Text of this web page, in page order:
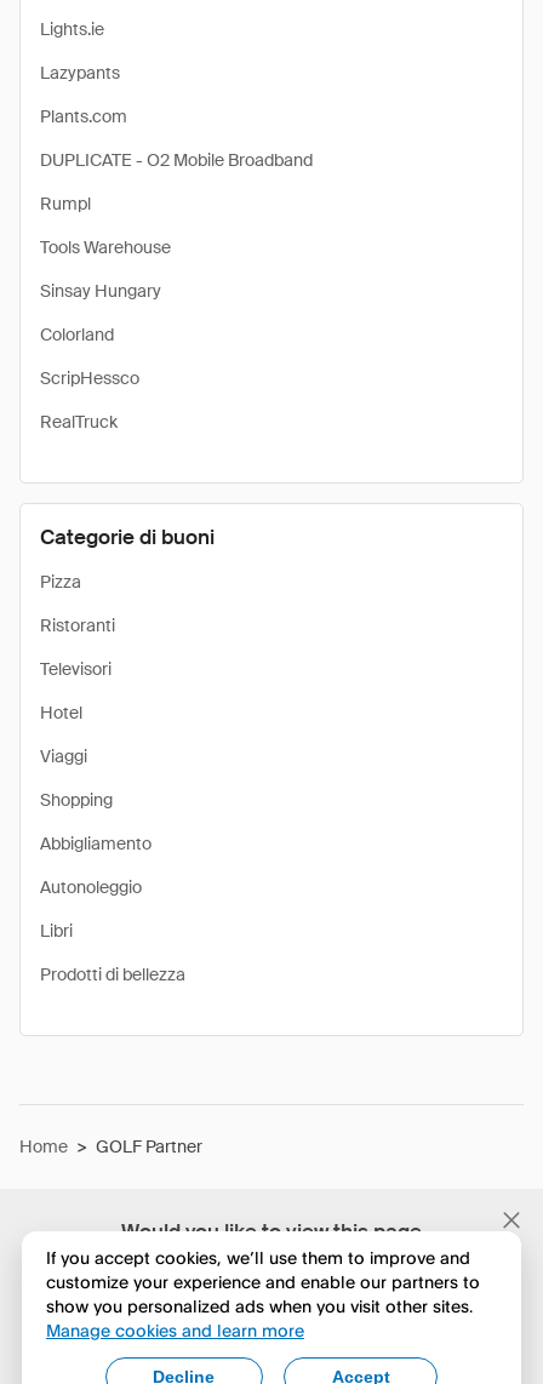
Would you like to view this page
in English?
No, continua a esplorare
Yes, change to English
Lights.ie
Lazypants
Plants.com
DUPLICATE - O2 Mobile Broadband
Rumpl
Tools Warehouse
Sinsay Hungary
Colorland
ScripHessco
RealTruck
Categorie di buoni
Pizza
Ristoranti
Televisori
Hotel
Viaggi
Shopping
Abbigliamento
Autonoleggio
Libri
Prodotti di bellezza
Home > GOLF Partner
If you accept cookies, we’ll use them to improve and
customize your experience and enable our partners to
show you personalized ads when you visit other sites.
Manage cookies and learn more
Accept
Decline